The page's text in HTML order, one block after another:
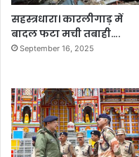
सहस्त्रधारा। कारलीगाड़ में
बादल फटा मची तबाही….
September 16, 2025